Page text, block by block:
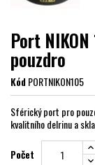
Port
pouzdro
KódPORTNIKON105
Sférický port pro
kvalitního delrinu a
Počet